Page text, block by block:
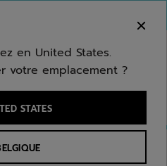
d'article
en United States.
votre emplacement ?
STATES